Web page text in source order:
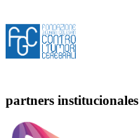
partners institucionales